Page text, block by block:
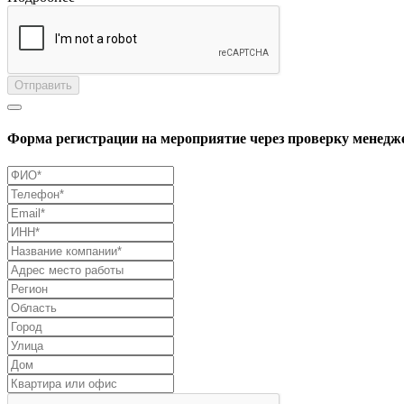
Отправить
Форма регистрации на мероприятие через проверку